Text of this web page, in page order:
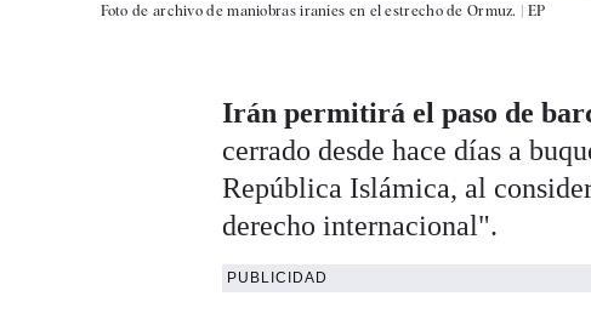
Foto de archivo de maniobras iraníes en el estrecho de Ormuz. | EP
Irán permitirá el paso de
cerrado desde hace días a
República Islámica, al
derecho internacional".
PUBLICIDAD